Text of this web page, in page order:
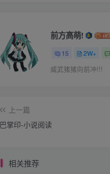
武青肃神秘的一笑：“你
我撇撇嘴，还是乖乖的闭
忽然脸上一团温热，好像
人的面！我吓得急忙跳起
“哇~~~好可爱~~~~”我立
漂亮！哇~白貂~！我梦做都
的纯种白貂呢！”金儿说道。
前方高萌!
15 2W+
威武猪猪向前冲!!!
上一篇
巴掌印-小说阅读
相关推荐